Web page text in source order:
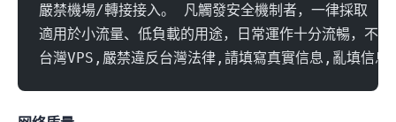
嚴禁機場/轉接接入。 凡觸發安全機制者，一律採取
適用於小流量、低負載的用途，日常運作十分流暢，不
台灣VPS,嚴禁違反台灣法律,請填寫真實信息,亂填信息